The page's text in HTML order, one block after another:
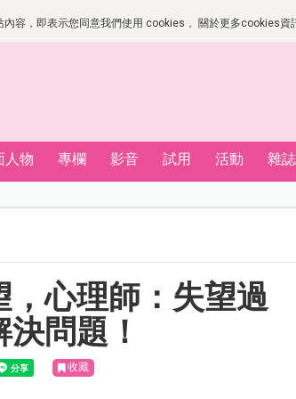
容，即表示您同意我們使用 cookies， 關於更多cookies資
人物 專欄 影音 試用 活動 雜誌
心理師：失望過
問題！
收藏